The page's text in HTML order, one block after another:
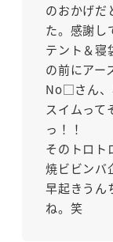
のおかげだ
た。感謝し
テント＆寝
の前にアー
No□さん、
スイムって
っ！！
そのトロト
焼ビビンバ
早起きうん
ね。笑